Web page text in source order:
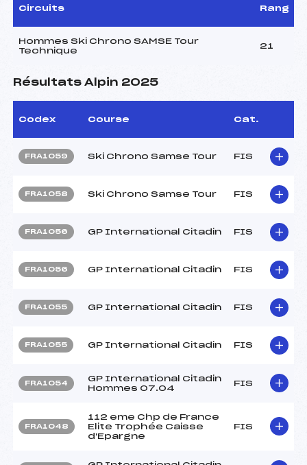
Circuits Rang
Hommes Ski Chrono SAMSE Tour
Technique
21
Résultats Alpin 2025
Codex Course Cat.
FRA1059 Ski Chrono Samse Tour FIS
FRA1058 Ski Chrono Samse Tour FIS
FRA1056 GP International Citadin FIS
FRA1056 GP International Citadin FIS
FRA1055 GP International Citadin FIS
FRA1055 GP International Citadin FIS
FRA1054
GP International Citadin
Hommes 07.04
FIS
FRA1048
112 eme Chp de France
Elite Trophée Caisse
d'Epargne
FIS